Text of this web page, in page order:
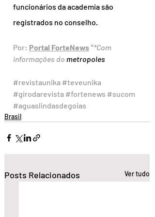
funcionários da academia são
registrados no conselho.
Por: Portal ForteNews **Com
informações do metropoles
#revistaunika #teveunika
#girodarevista #fortenews #sucom
#aguaslindasdegoias
Brasil
Posts Relacionados Ver tudo